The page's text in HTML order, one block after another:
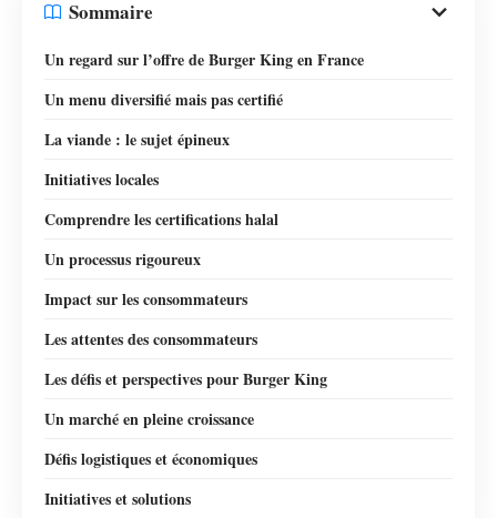
Sommaire
Un regard sur l’offre de Burger King en France
Un menu diversifié mais pas certifié
La viande : le sujet épineux
Initiatives locales
Comprendre les certifications halal
Un processus rigoureux
Impact sur les consommateurs
Les attentes des consommateurs
Les défis et perspectives pour Burger King
Un marché en pleine croissance
Défis logistiques et économiques
Initiatives et solutions